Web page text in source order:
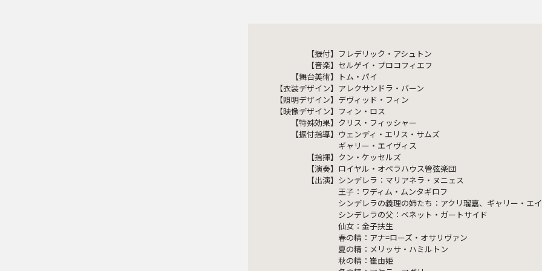
【振付】 フレデリック・アシュトン
【音楽】 セルゲイ・プロコフィエフ
【舞台美術】
トム・パイ
【衣装デザイン】 アレクサンドラ・バーン
【照明デザイン】 デヴィッド・フィン
【映像デザイン】 フィン・ロス
【特殊効果】 クリス・フィッシャー
【振付指導】 ウェンディ・エリス・サムズ
ギャリー・エイヴィス
【指揮】 クン・ケッセルズ
【演奏】 ロイヤル・オペラハウス管弦楽団
【出演】 シンデレラ：マリアネラ・ヌニェス
王子：ワディム・ムンタギロフ
シンデレラの義理の姉たち：アクリ瑠嘉、ギャリー・エ
シンデレラの父：ベネット・ガートサイド
仙女：金子扶生
春の精：アナ=ローズ・オサリヴァン
夏の精：メリッサ・ハミルトン
秋の精：崔由姫